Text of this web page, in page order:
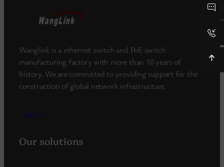
Wanglink is a ethernet switch and PoE switch
manufacturing factory with more than 10 years of
history. We are committed to providing support for the
construction of global network infrastructure.
more_>
Our solutions